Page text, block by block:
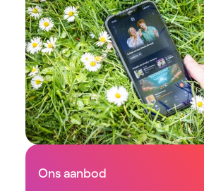
Ons aanbod